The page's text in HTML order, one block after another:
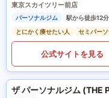
東京スカイツリー前店
パーソナルジム
駅から徒歩12分
とにかく痩せたい人
セミパー
公式サイトを見る
ザ パーソナルジム (THE